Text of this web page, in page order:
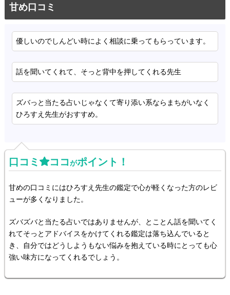
甘め口コミ
優しいのでしんどい時によく相談に乗ってもらっています。
話を聞いてくれて、そっと背中を押してくれる先生
ズバっと当たる占いじゃなくて寄り添い系ならまちがいなく
ひろすえ先生がおすすめ。
口コミ ココがポイント！
甘めの口コミにはひろすえ先生の鑑定で心が軽くなった方のレビ
ューが多くなりました。
ズバズバと当たる占いではありませんが、とことん話を聞いてく
れてそっとアドバイスをかけてくれる鑑定は落ち込んでいると
き、自分ではどうしようもない悩みを抱えている時にとっても心
強い味方になってくれるでしょう。